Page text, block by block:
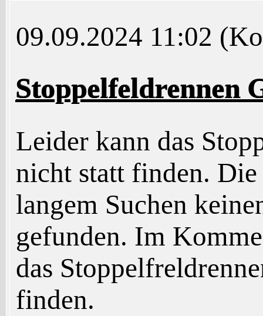
09.09.2024 11:02
Stoppelfeldrennen
Leider kann das
nicht statt finden. Die
langem Suchen
gefunden. Im
das
finden.